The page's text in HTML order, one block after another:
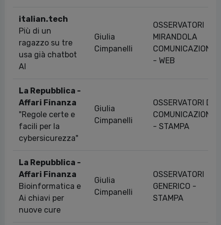
italian.tech
Più di un
ragazzo su tre
usa già chatbot
AI
Giulia
Cimpanelli
OSSERVATORI
MIRANDOLA
COMUNICAZIONE
- WEB
La Repubblica -
Affari Finanza
"Regole certe e
facili per la
cybersicurezza"
Giulia
Cimpanelli
OSSERVATORI DI
COMUNICAZIONE
- STAMPA
La Repubblica -
Affari Finanza
Bioinformatica e
Ai chiavi per
nuove cure
Giulia
Cimpanelli
OSSERVATORI
GENERICO -
STAMPA